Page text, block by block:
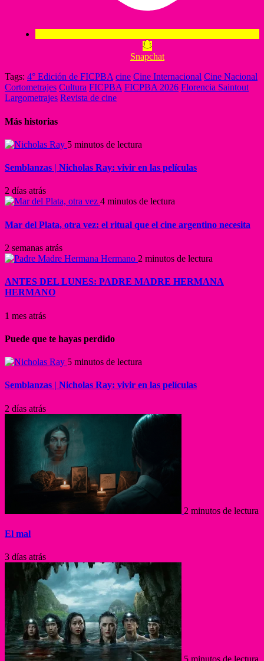
Snapchat
Tags: 4° Edición de FICPBA cine Cine Internacional Cine Nacional
Cortometrajes Cultura FICPBA FICPBA 2026 Florencia Saintout
Largometrajes Revista de cine
Más historias
5 minutos de lectura
Semblanzas | Nicholas Ray: vivir en las películas
2 días atrás
4 minutos de lectura
Mar del Plata, otra vez: el ritual que el cine argentino necesita
2 semanas atrás
2 minutos de lectura
ANTES DEL LUNES: PADRE MADRE HERMANA
HERMANO
1 mes atrás
Puede que te hayas perdido
5 minutos de lectura
Semblanzas | Nicholas Ray: vivir en las películas
2 días atrás
2 minutos de lectura
El mal
3 días atrás